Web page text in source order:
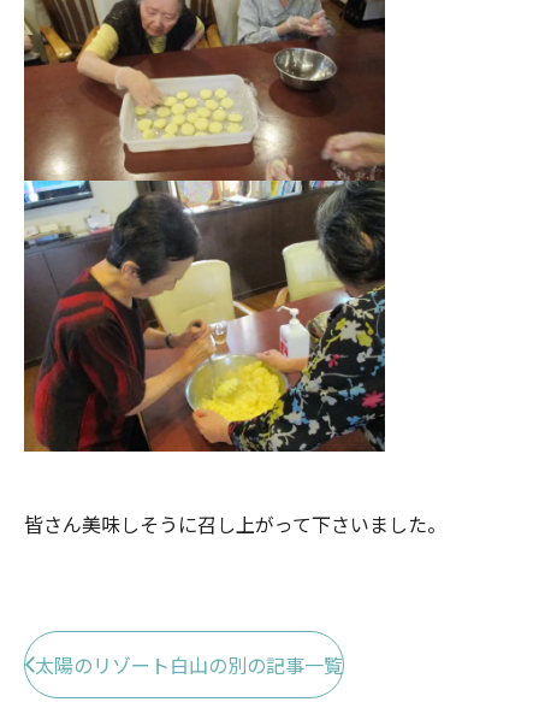
皆さん美味しそうに召し上がって下さいました。
太陽のリゾート白山の別の記事一覧